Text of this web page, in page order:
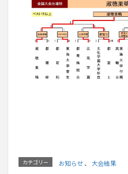
カテゴリー お知らせ、 大会結果